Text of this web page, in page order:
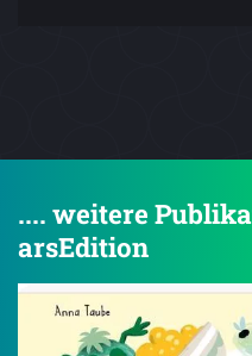
.... weitere
arsEdition